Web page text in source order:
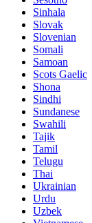
Sinhala
Slovak
Slovenian
Somali
Samoan
Scots Gaelic
Shona
Sindhi
Sundanese
Swahili
Tajik
Tamil
Telugu
Thai
Ukrainian
Urdu
Uzbek